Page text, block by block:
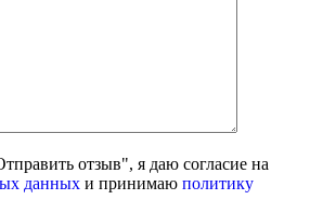
отзыв", я даю согласие на
данных и принимаю политику